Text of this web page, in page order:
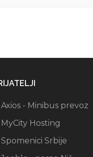
Axios - Minibus prevoz
MyCity Hosting
Spomenici Srbije